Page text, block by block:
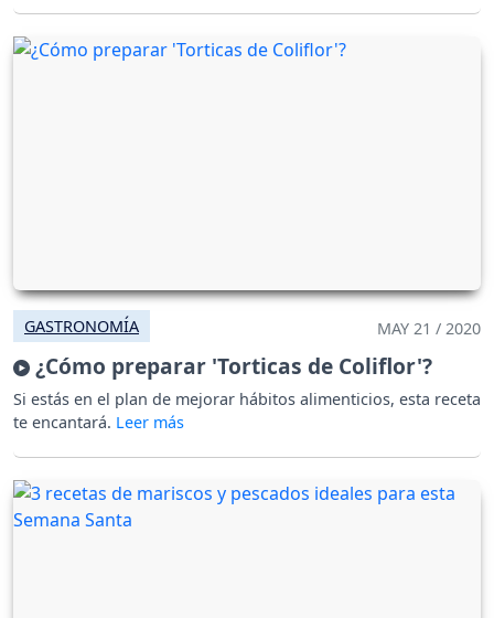
GASTRONOMÍA MAY 21 / 2020
¿Cómo preparar 'Torticas de Coliflor'?
Si estás en el plan de mejorar hábitos alimenticios, esta receta
te encantará.